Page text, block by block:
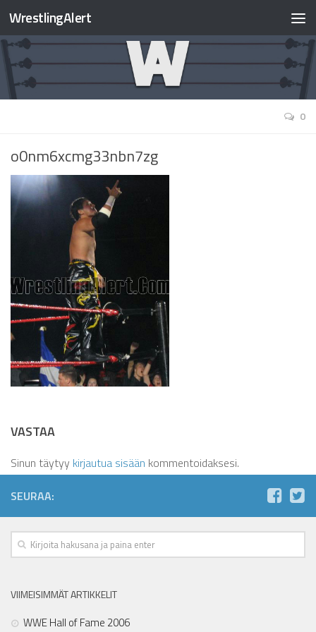
WrestlingAlert
0
o0nm6xcmg33nbn7zg
VASTAA
Sinun täytyy kirjautua sisään kommentoidaksesi.
SEURAA:
VIIMEISIMMÄT ARTIKKELIT
WWE Hall of Fame 2006